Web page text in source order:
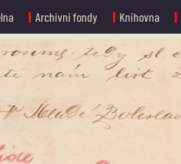
Archivní fondy Knihovna